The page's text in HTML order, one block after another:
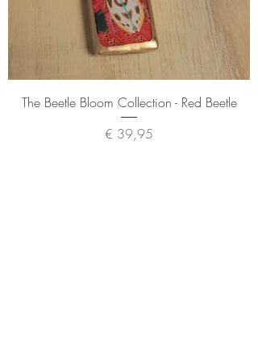
The Beetle Bloom Collection - Red Beetle
Prijs
€ 39,95